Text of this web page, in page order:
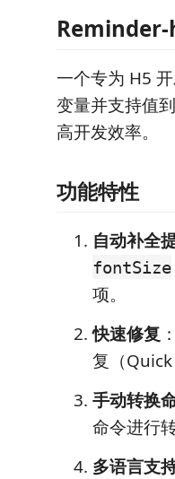
Reminder-
一个专为 H5
变量并支持值
高开发效率。
功能特性
自动补全
fontSize
项。
快速修复
复（
手动转换
命令进行转
多语言支